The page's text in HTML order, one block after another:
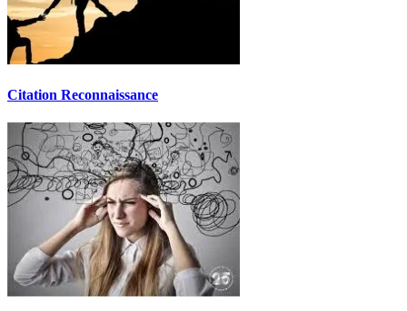
Citation Reconnaissance